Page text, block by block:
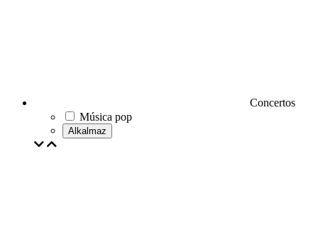
Concertos
Música pop
Alkalmaz